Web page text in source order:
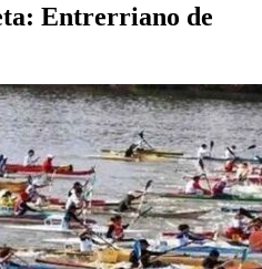
Entrerriano de